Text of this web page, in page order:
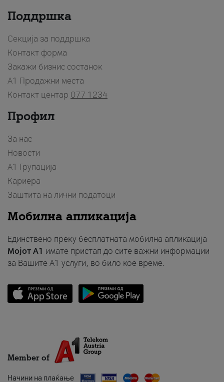
Поддршка
Секција за поддршка
Контакт форма
Закажи бизнис состанок
A1 Продажни места
Контакт центар 077 1234
Профил
За нас
Новости
А1 Групација
Кариера
Заштита на лични податоци
Мобилна апликација
Единствено преку бесплатната мобилна апликација
Мојот A1 имате пристап до сите важни информации
за Вашите A1 услуги, во било кое време.
Member of
Начини на плаќање